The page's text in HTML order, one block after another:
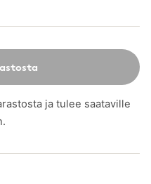
ja tulee saataville